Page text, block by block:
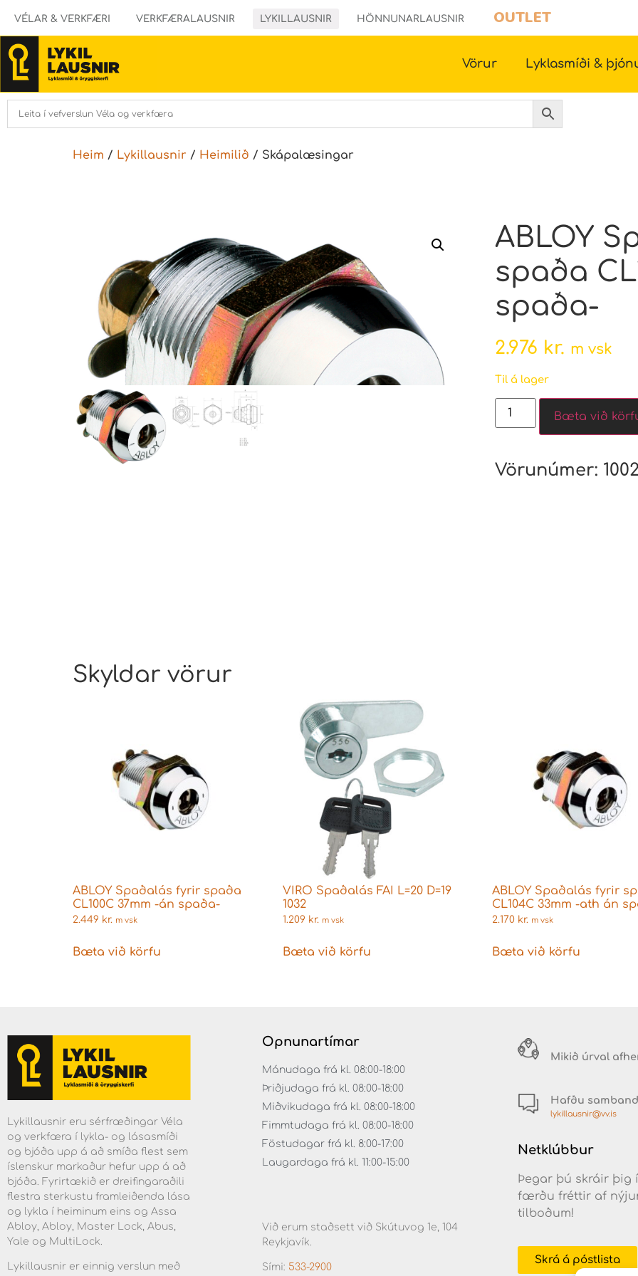
VÉLAR & VERKFÆRI VERKFÆRALAUSNIR LYKILLAUSNIR HÖNNUNARLAUSNIR OUTLET
Vörur Lyklasmíði &
Heim / Lykillausnir / Heimilið / Skápalæsingar
ABLOY
spaða
spaða-
2.976 kr. m vsk
Til á lager
Bæta við
Vörunúmer:
Skyldar vörur
ABLOY Spaðalás fyrir spaða
CL100C 37mm -án spaða-
2.449 kr. m vsk
Bæta við körfu
VIRO Spaðalás FAI L=20 D=19
1032
1.209 kr. m vsk
Bæta við körfu
ABLOY Spaðalás fyrir
CL104C 33mm -ath án
2.170 kr. m vsk
Bæta við körfu
Lykillausnir eru sérfræðingar Véla
og verkfæra í lykla- og lásasmíði
og bjóða upp á að smíða flest sem
íslenskur markaður hefur upp á að
bjóða. Fyrirtækið er dreifingaraðili
flestra sterkustu framleiðenda lása
og lykla í heiminum eins og Assa
Abloy, Abloy, Master Lock, Abus,
Yale og MultiLock.
Lykillausnir er einnig verslun með
Opnunartímar
Mánudaga frá kl. 08:00-18:00
Þriðjudaga frá kl. 08:00-18:00
Miðvikudaga frá kl. 08:00-18:00
Fimmtudaga frá kl. 08:00-18:00
Föstudagar frá kl. 8:00-17:00
Laugardaga frá kl. 11:00-15:00
Við erum staðsett við Skútuvog 1e, 104
Reykjavík.
Sími: 533-2900
Mikið úrval
Hafðu samband
lykillausnir@vv.is
Netklúbbur
Þegar þú skráir þig
færðu fréttir af
tilboðum!
Skrá á póstlista